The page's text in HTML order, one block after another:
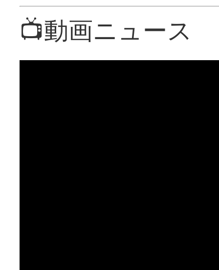
📺動画ニュース